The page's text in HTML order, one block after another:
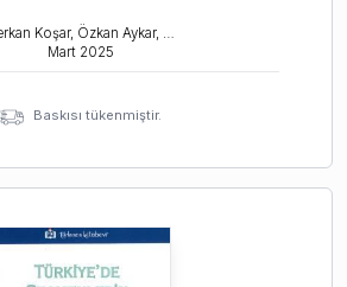
Serkan Koşar, Özkan Aykar, Onur Şahin
Mart 2025
Baskısı tükenmiştir.